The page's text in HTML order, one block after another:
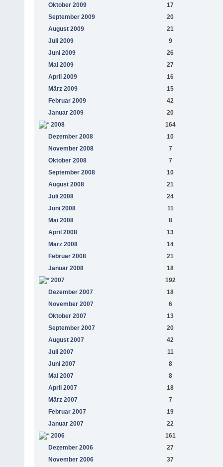
Oktober 2009
17
September 2009
20
August 2009
21
Juli 2009
9
Juni 2009
26
Mai 2009
27
April 2009
16
März 2009
15
Februar 2009
42
Januar 2009
20
2008
164
Dezember 2008
10
November 2008
7
Oktober 2008
7
September 2008
10
August 2008
21
Juli 2008
24
Juni 2008
11
Mai 2008
8
April 2008
13
März 2008
14
Februar 2008
21
Januar 2008
18
2007
192
Dezember 2007
18
November 2007
6
Oktober 2007
13
September 2007
20
August 2007
42
Juli 2007
11
Juni 2007
8
Mai 2007
8
April 2007
18
März 2007
7
Februar 2007
19
Januar 2007
22
2006
161
Dezember 2006
27
November 2006
37